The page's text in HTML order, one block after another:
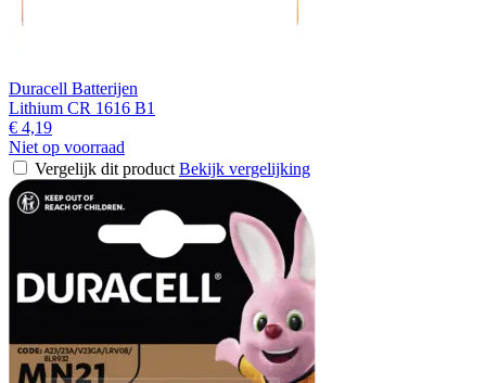
Duracell Batterijen
Lithium CR 1616 B1
€ 4,19
Niet op voorraad
Vergelijk dit product Bekijk vergelijking